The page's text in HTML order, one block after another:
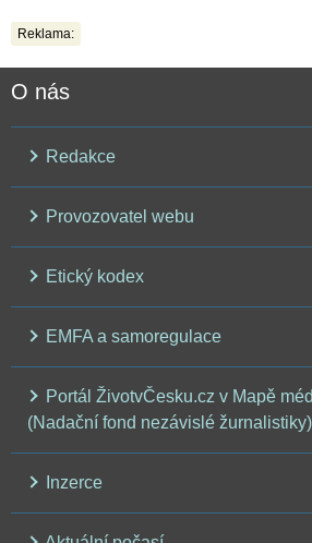
Reklama:
O nás
Redakce
Provozovatel webu
Etický kodex
EMFA a samoregulace
Portál ŽivotvČesku.cz v Mapě
(Nadační fond nezávislé žurnalistiky)
Inzerce